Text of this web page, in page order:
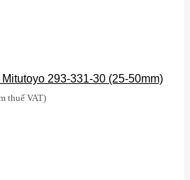
293-331-30 (25-50mm)
thuế VAT)